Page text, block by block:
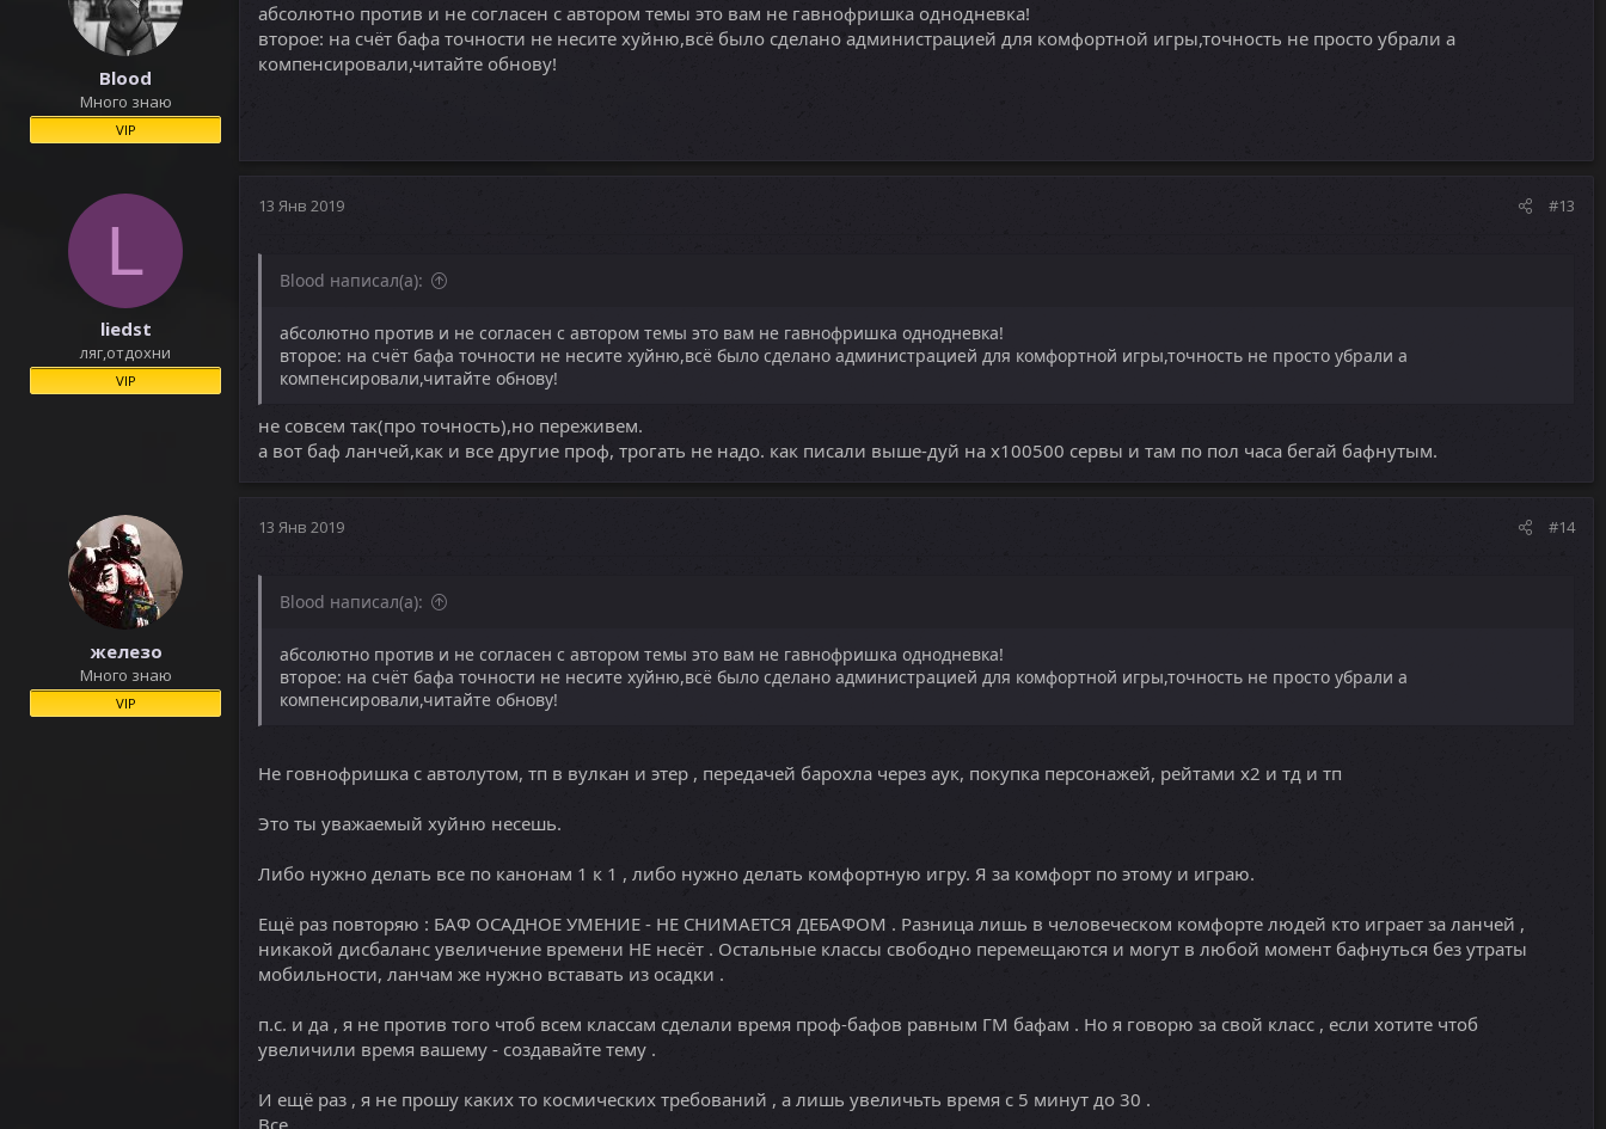
Blood
Много знаю
VIP
абсолютно против и не согласен с автором темы это вам не гавнофришка однодневка!
второе: на счёт бафа точности не несите хуйню,всё было сделано администрацией для комфортной игры,точность не просто убрали а
компенсировали,читайте обнову!
L
liedst
ляг,отдохни
VIP
13 Янв 2019 #13
Blood написал(а):
абсолютно против и не согласен с автором темы это вам не гавнофришка однодневка!
второе: на счёт бафа точности не несите хуйню,всё было сделано администрацией для комфортной игры,точность не просто убрали а
компенсировали,читайте обнову!
не совсем так(про точность),но переживем.
а вот баф ланчей,как и все другие проф, трогать не надо. как писали выше-дуй на х100500 сервы и там по пол часа бегай бафнутым.
железо
Много знаю
VIP
13 Янв 2019 #14
Blood написал(а):
абсолютно против и не согласен с автором темы это вам не гавнофришка однодневка!
второе: на счёт бафа точности не несите хуйню,всё было сделано администрацией для комфортной игры,точность не просто убрали а
компенсировали,читайте обнову!
Не говнофришка с автолутом, тп в вулкан и этер , передачей барохла через аук, покупка персонажей, рейтами х2 и тд и тп
Это ты уважаемый хуйню несешь.
Либо нужно делать все по канонам 1 к 1 , либо нужно делать комфортную игру. Я за комфорт по этому и играю.
Ещё раз повторяю : БАФ ОСАДНОЕ УМЕНИЕ - НЕ СНИМАЕТСЯ ДЕБАФОМ . Разница лишь в человеческом комфорте людей кто играет за ланчей ,
никакой дисбаланс увеличение времени НЕ несёт . Остальные классы свободно перемещаются и могут в любой момент бафнуться без утраты
мобильности, ланчам же нужно вставать из осадки .
п.с. и да , я не против того чтоб всем классам сделали время проф-бафов равным ГМ бафам . Но я говорю за свой класс , если хотите чтоб
увеличили время вашему - создавайте тему .
И ещё раз , я не прошу каких то космических требований , а лишь увеличьть время с 5 минут до 30 .
Все